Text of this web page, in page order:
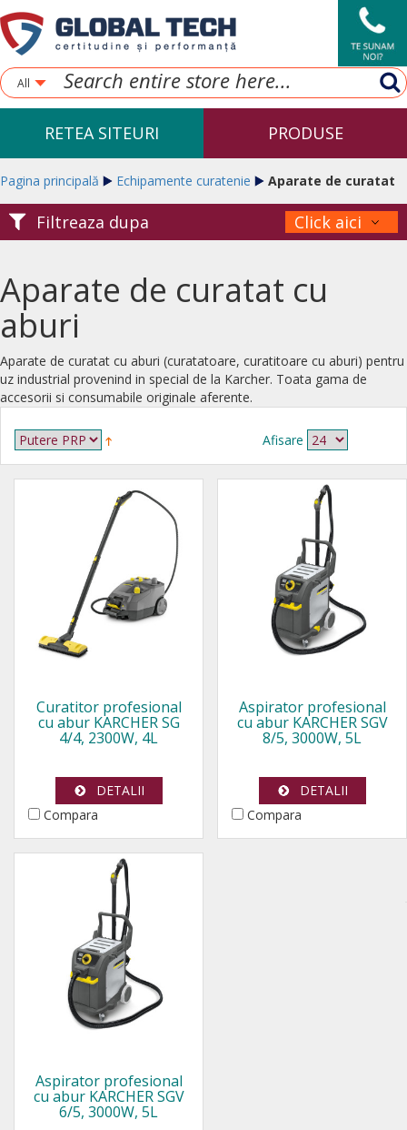
All
RETEA SITEURI PRODUSE
Pagina principală Echipamente curatenie Aparate de curatat
cu aburiFiltreaza dupa Click aici
Aparate de curatat cu
aburi
Aparate de curatat cu aburi (curatatoare, curatitoare cu aburi) pentru
uz industrial provenind in special de la Karcher. Toata gama de
accesorii si consumabile originale aferente.
Afisare
Curatitor profesional
cu abur KARCHER SG
4/4, 2300W, 4L
DETALII
Compara
Aspirator profesional
cu abur KARCHER SGV
8/5, 3000W, 5L
DETALII
Compara
Aspirator profesional
cu abur KARCHER SGV
6/5, 3000W, 5L